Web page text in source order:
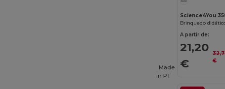
Science4You
Brinquedo
A partir de:
21,20
€
€
Made
in PT